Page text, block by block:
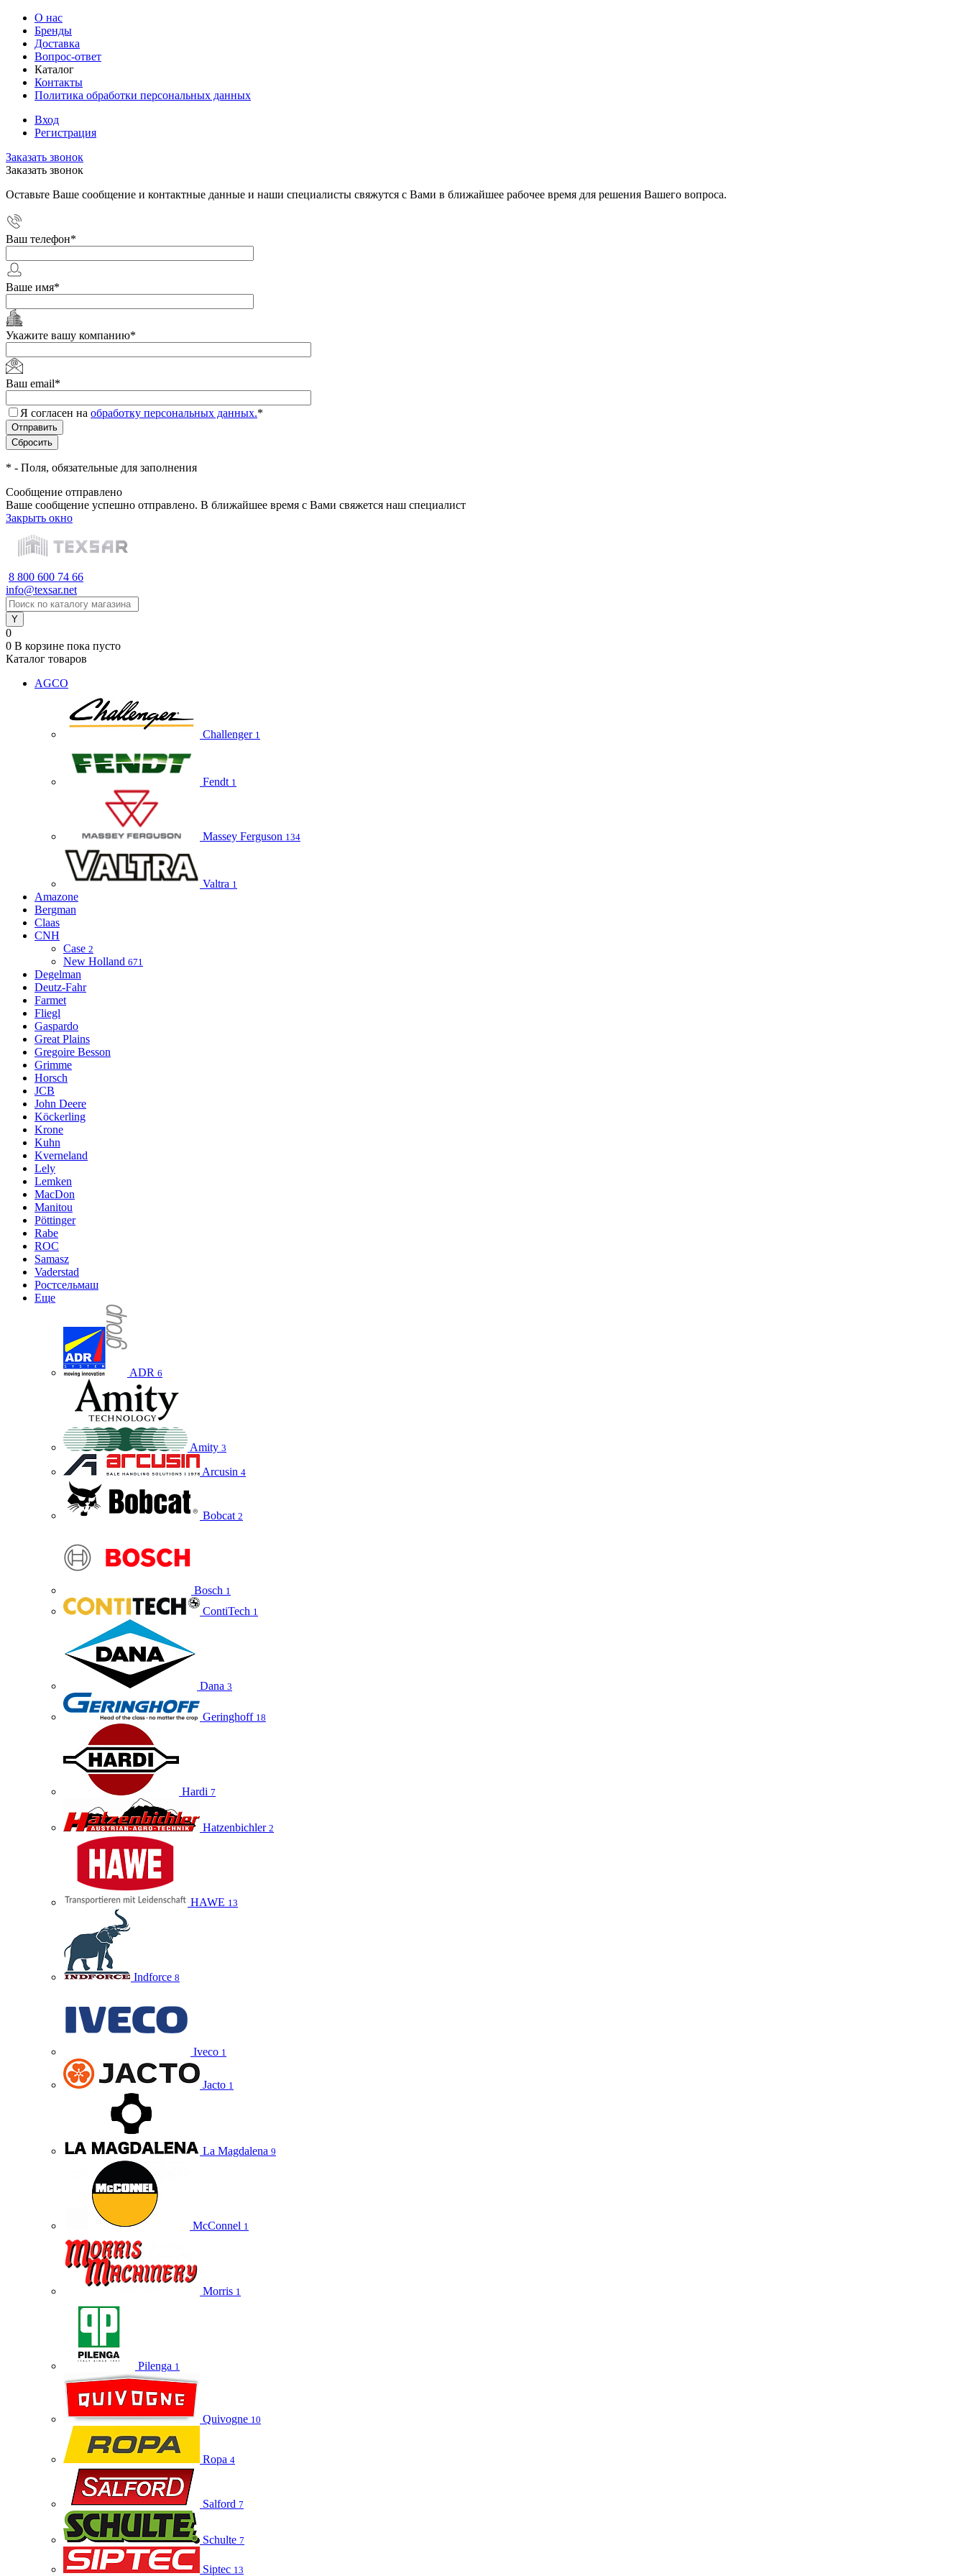
О нас
Бренды
Доставка
Вопрос-ответ
Каталог
Контакты
Политика обработки персональных данных
Вход
Регистрация
Заказать звонок
Заказать звонок
Оставьте Ваше сообщение и контактные данные и наши специалисты свяжутся с Вами в ближайшее рабочее время для решения Вашего вопроса.
Ваш телефон*
Ваше имя*
Укажите вашу компанию*
Ваш email*
Я согласен на обработку персональных данных.*
* - Поля, обязательные для заполнения
Сообщение отправлено
Ваше сообщение успешно отправлено. В ближайшее время с Вами свяжется наш специалист
Закрыть окно
8 800 600 74 66
info@texsar.net
0
0 В корзине пока пусто
Каталог товаров
AGCO
Challenger 1
Fendt 1
Massey Ferguson 134
Valtra 1
Amazone
Bergman
Claas
CNH
Case 2
New Holland 671
Degelman
Deutz-Fahr
Farmet
Fliegl
Gaspardo
Great Plains
Gregoire Besson
Grimme
Horsch
JCB
John Deere
Köckerling
Krone
Kuhn
Kverneland
Lely
Lemken
MacDon
Manitou
Pöttinger
Rabe
ROC
Samasz
Vaderstad
Ростсельмаш
Еще
ADR 6
Amity 3
Arcusin 4
Bobcat 2
Bosch 1
ContiTech 1
Dana 3
Geringhoff 18
Hardi 7
Hatzenbichler 2
HAWE 13
Indforce 8
Iveco 1
Jacto 1
La Magdalena 9
McConnel 1
Morris 1
Pilenga 1
Quivogne 10
Ropa 4
Salford 7
Schulte 7
Siptec 13